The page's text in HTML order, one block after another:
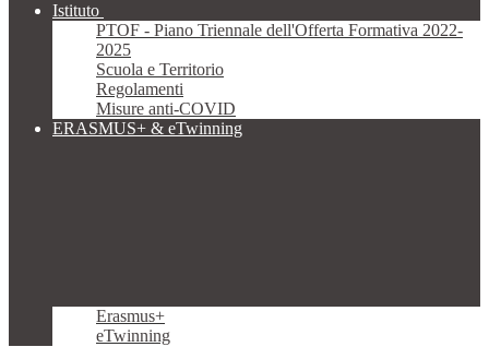
Istituto
PTOF - Piano Triennale dell'Offerta Formativa 2022-
2025
Scuola e Territorio
Regolamenti
Misure anti-COVID
ERASMUS+ & eTwinning
Erasmus+
eTwinning